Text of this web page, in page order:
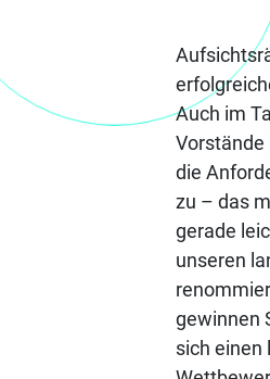
Auch im
Vorstände
die
zu – das
gerade
unseren
gewinnen
sich einen